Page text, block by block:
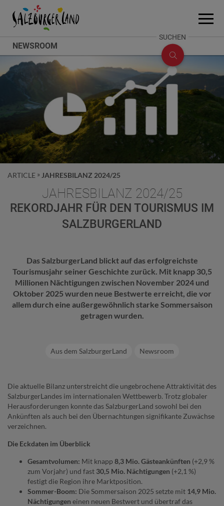
Zum InhaltAccesskey
[0]
Zum SeitenanfangAccesskey
[1]
Zum Fuß-BereichAccesskey
[2]
NEWSROOM
Menü
SUCHEN
SUCHE
ÖFFNEN
ARTICLE JAHRESBILANZ 2024/25
JAHRESBILANZ 2024/25
REKORDJAHR FÜR DEN TOURISMUS IM
SALZBURGERLAND
Das SalzburgerLand blickt auf das erfolgreichste
Tourismusjahr seiner Geschichte zurück. Mit knapp 30,5
Millionen Nächtigungen zwischen November 2024 und
Oktober 2025 wurden neue Bestwerte erreicht, die vor
allem durch eine außergewöhnlich starke Sommersaison
getragen wurden.
Aus dem SalzburgerLand Newsroom
Die aktuelle Bilanz unterstreicht die ungebrochene Attraktivität des
SalzburgerLandes im internationalen Wettbewerb. Trotz globaler
Herausforderungen konnte das SalzburgerLand sowohl bei den
Ankünften als auch bei den Übernachtungen signifikante Zuwächse
verzeichnen.
Die Eckdaten im Überblick
Gesamtvolumen: Mit knapp 8,3 Mio. Gästeankünften (+2,9 %
zum Vorjahr) und fast 30,5 Mio. Nächtigungen (+2,1 %)
festigt die Region ihre Marktposition.
Sommer-Boom: Die Sommersaison 2025 setzte mit 14,9 Mio.
Nächtigungen einen neuen Bestwert und übertraf das